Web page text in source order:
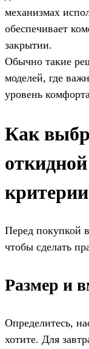
механизмах
обеспечивает
закрытии.
Обычно такие
моделей, где
уровень
Как
Перед покупкой
чтобы сделать
Размер и
Определитесь,
хотите. Для